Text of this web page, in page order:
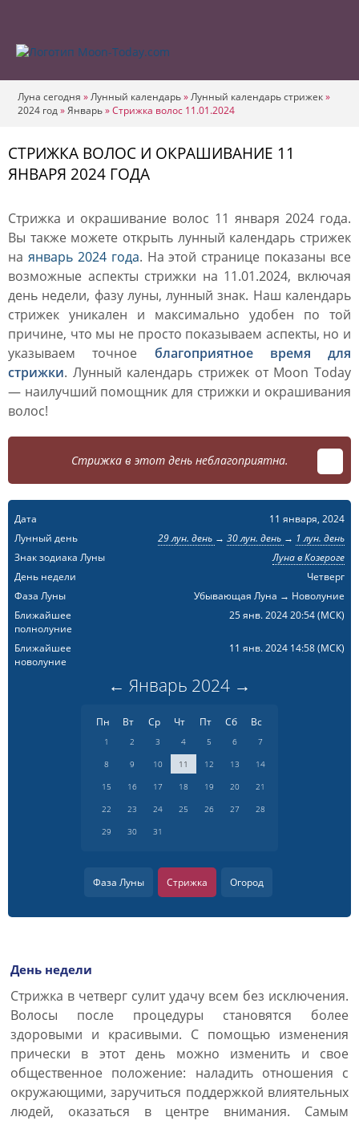
Луна сегодня »Лунный календарь»Лунный календарь стрижек»
2024 год»Январь»Стрижка волос 11.01.2024
СТРИЖКА ВОЛОС И ОКРАШИВАНИЕ 11
ЯНВАРЯ 2024 ГОДА
Стрижка и окрашивание волос 11 января 2024 года.
Вы также можете открыть лунный календарь стрижек
на январь 2024 года. На этой странице показаны все
возможные аспекты стрижки на 11.01.2024, включая
день недели, фазу луны, лунный знак. Наш календарь
стрижек уникален и максимально удобен по той
причине, что мы не просто показываем аспекты, но и
указываем точное благоприятное время для
стрижки. Лунный календарь стрижек от Moon Today
— наилучший помощник для стрижки и окрашивания
волос!
Стрижка в этот день неблагоприятна.
Дата
11 января, 2024
Лунный день
29 лун. день → 30 лун. день → 1 лун. день
Знак зодиака Луны
Луна в Козероге
День недели
Четверг
Фаза Луны
Убывающая Луна → Новолуние
Ближайшее
полнолуние
25 янв. 2024 20:54(МСК)
Ближайшее
новолуние
11 янв. 2024 14:58(МСК)
← Январь 2024 →
Пн Вт Ср Чт Пт Сб Вс
1 2 3 4 5 6
7
8
9 10 11 12 13
14
15
16 17 18 19 20
21
22
23 24 25 26 27
28
29
30 31
Фаза Луны Стрижка Огород
День недели
Cтрижка в четверг сулит удачу всем без исключения.
Волосы после процедуры становятся более
здоровыми и красивыми. С помощью изменения
прически в этот день можно изменить и свое
общественное положение: наладить отношения с
окружающими, заручиться поддержкой влиятельных
людей, оказаться в центре внимания. Самым